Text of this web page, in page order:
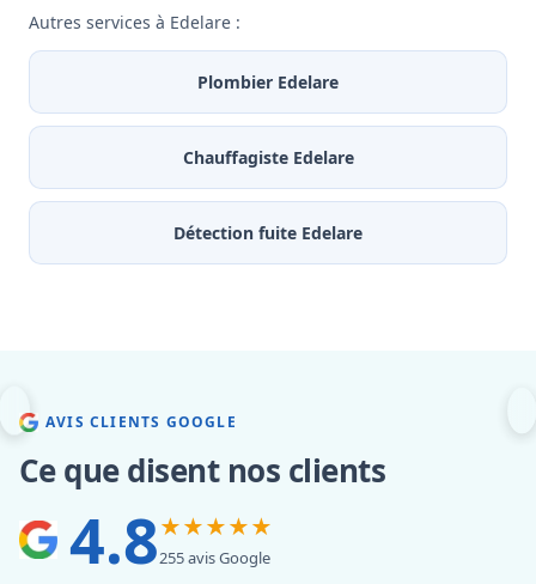
Autres services à Edelare :
Plombier Edelare
Chauffagiste Edelare
Détection fuite Edelare
AVIS CLIENTS GOOGLE
Ce que disent nos clients
4.8★★★★★
255 avis Google